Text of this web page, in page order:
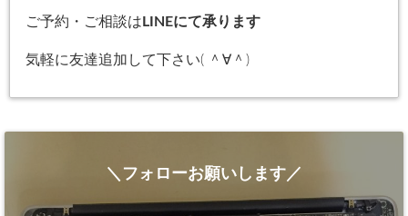
ご予約・ご相談はLINEにて承ります
気軽に友達追加して下さい( ＾∀＾)
＼フォローお願いします／